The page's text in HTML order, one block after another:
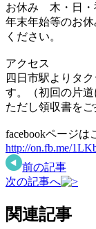
お休み 木・日・
年末年始等のお
ください。
アクセス
四日市駅よりタ
す。（初回の片道
ただし領収書をご
facebookページは
http://on.fb.me/
前の記事
次の記事へ
関連記事